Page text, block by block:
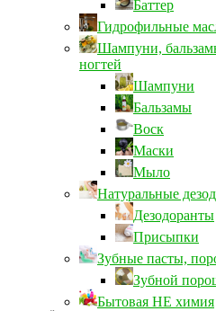
Баттер
Гидрофильные
Шампуни,
ногтей
Шампуни
Бальзамы
Воск
Маски
Мыло
Натуральные
Дезодоранты
Присыпки
Зубные пасты,
Зубной
Бытовая НЕ химия